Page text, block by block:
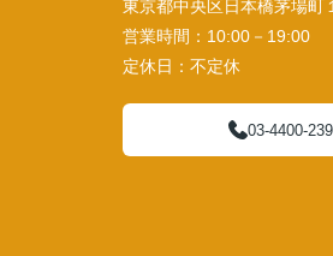
東京都中央区日本橋茅場町
営業時間： 10:00－19:00
定休日： 不定休
03-4400-